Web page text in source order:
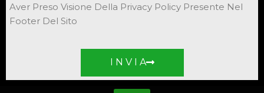
Aver Preso Visione Della Privacy Policy Presente Nel
Footer Del Sito
I N V I A